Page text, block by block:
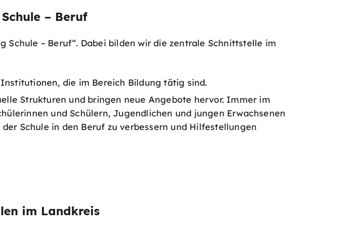
– Beruf
Schule – Beruf“. Dabei bilden wir die zentrale Schnittstelle im
die im Bereich Bildung tätig sind.
Strukturen und bringen neue Angebote hervor. Immer im
und Schülern, Jugendlichen und jungen Erwachsenen
Schule in den Beruf zu verbessern und Hilfestellungen
im Landkreis